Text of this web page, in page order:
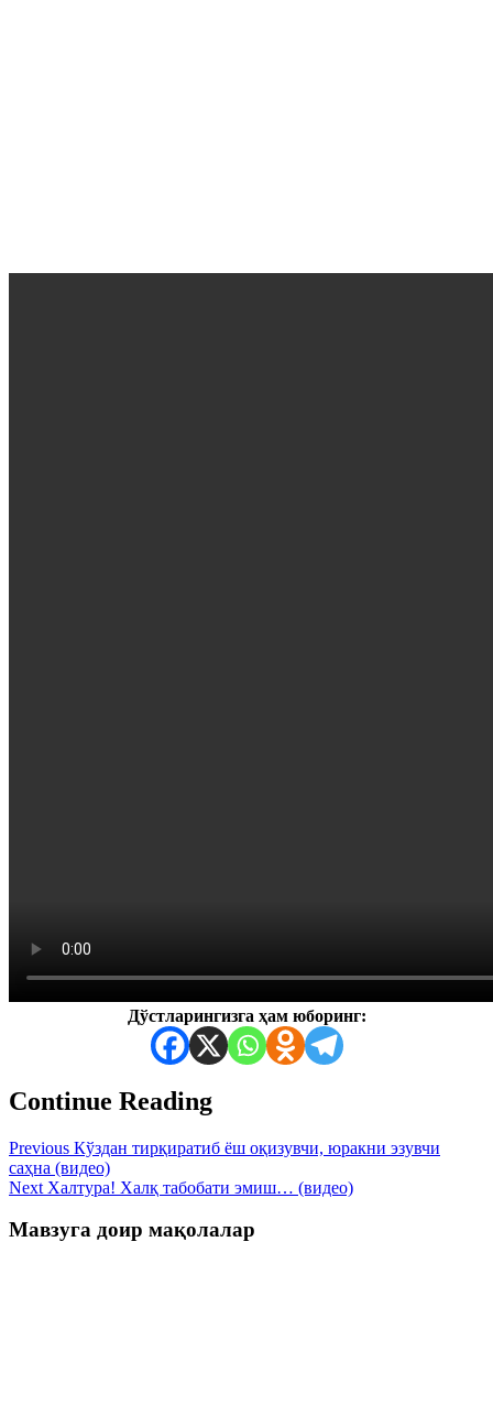
Дўстларингизга ҳам юборинг:
Continue Reading
Previous Кўздан тирқиратиб ёш оқизувчи, юракни эзувчи
саҳна (видео)
Next Халтура! Халқ табобати эмиш… (видео)
Мавзуга доир мақолалар